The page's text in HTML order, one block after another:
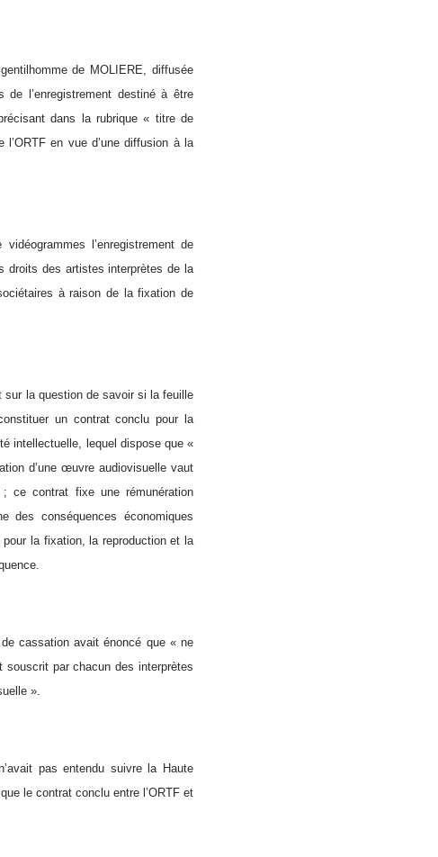
de MOLIERE, diffusée
l’enregistrement destiné à être
dans la rubrique « titre de
en vue d’une diffusion à la
l’enregistrement de
droits des artistes interprètes de la
à raison de la fixation de
sur la question de savoir si la feuille
un contrat conclu pour la
intellectuelle, lequel dispose que «
d’une œuvre audiovisuelle vaut
; ce contrat fixe une rémunération
des conséquences économiques
pour la fixation, la reproduction et la
cassation avait énoncé que « ne
par chacun des interprètes
».
pas entendu suivre la Haute
le contrat conclu entre l’ORTF et